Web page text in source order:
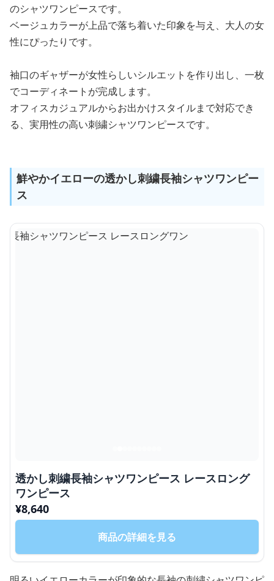
のシャツワンピースです。
ベージュカラーが上品で落ち着いた印象を与え、大人の女
性にぴったりです。
袖口のギャザーが女性らしいシルエットを作り出し、一枚
でコーディネートが完成します。
オフィスカジュアルからお出かけスタイルまで対応でき
る、実用性の高い刺繍シャツワンピースです。
鮮やかイエローの透かし刺繍長袖シャツワンピー
ス
透かし刺繍長袖シャツワンピース レースロング
ワンピース
¥8,640
商品の詳細を見る